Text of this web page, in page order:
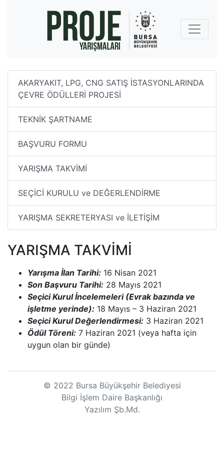
AKARYAKIT, LPG, CNG SATIŞ İSTASYONLARINDA
ÇEVRE ÖDÜLLERİ PROJESİ
TEKNİK ŞARTNAME
BAŞVURU FORMU
YARIŞMA TAKVİMİ
SEÇİCİ KURULU ve DEĞERLENDİRME
YARIŞMA SEKRETERYASI ve İLETİŞİM
YARIŞMA TAKVİMİ
Yarışma İlan Tarihi: 16 Nisan 2021
Son Başvuru Tarihi: 28 Mayıs 2021
Seçici Kurul İncelemeleri (Evrak bazında ve
işletme yerinde): 18 Mayıs – 3 Haziran 2021
Seçici Kurul Değerlendirmesi: 3 Haziran 2021
Ödül Töreni: 7 Haziran 2021 (veya hafta için
uygun olan bir günde)
© 2022 Bursa Büyükşehir Belediyesi
Bilgi İşlem Daire Başkanlığı
Yazılım Şb.Md.